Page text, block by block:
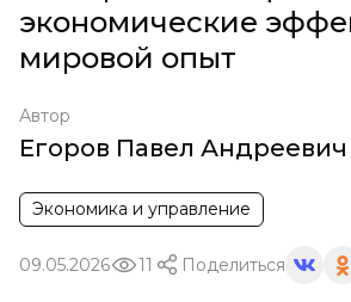
экономические
мировой опыт
Автор
Егоров Павел Андреевич
Экономика и управление
09.05.2026 11 Поделиться